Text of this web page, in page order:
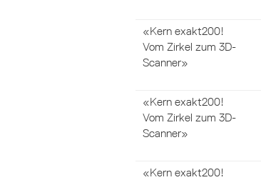
«Kern exakt200!
Vom Zirkel zum 3D-
Scanner»
«Kern exakt200!
Vom Zirkel zum 3D-
Scanner»
«Kern exakt200!